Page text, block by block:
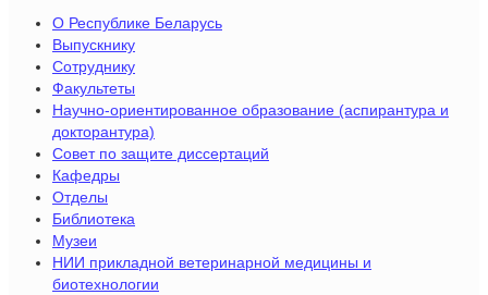
О Республике Беларусь
Выпускнику
Сотруднику
Факультеты
Научно-ориентированное образование (аспирантура и
докторантура)
Совет по защите диссертаций
Кафедры
Отделы
Библиотека
Музеи
НИИ прикладной ветеринарной медицины и
биотехнологии